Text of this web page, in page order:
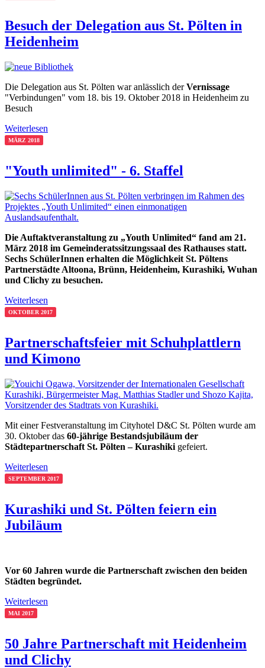
Besuch der Delegation aus St. Pölten in
Heidenheim
Die Delegation aus St. Pölten war anlässlich derVernissage
"Verbindungen" vom 18. bis 19. Oktober 2018 in Heidenheim zu
Besuch
Weiterlesen
MÄRZ 2018
"Youth unlimited" - 6. Staffel
Die Auftaktveranstaltung zu „Youth Unlimited“ fand am 21.
März 2018 im Gemeinderatssitzungssaal des Rathauses statt.
Sechs SchülerInnen erhalten die Möglichkeit St. Pöltens
Partnerstädte Altoona, Brünn, Heidenheim, Kurashiki, Wuhan
und Clichy zu besuchen.
Weiterlesen
OKTOBER 2017
Partnerschaftsfeier mit Schuhplattlern
und Kimono
Mit einer Festveranstaltung im Cityhotel D&C St. Pölten wurde am
30. Oktober das 60-jährige Bestandsjubiläum der
Städtepartnerschaft St. Pölten – Kurashiki gefeiert.
Weiterlesen
SEPTEMBER 2017
Kurashiki und St. Pölten feiern ein
Jubiläum
Vor 60 Jahren wurde die Partnerschaft zwischen den beiden
Städten begründet.
Weiterlesen
MAI 2017
50 Jahre Partnerschaft mit Heidenheim
und Clichy